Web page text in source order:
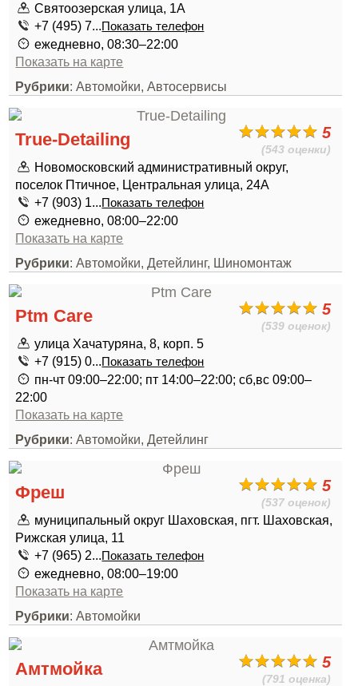
Святоозерская улица, 1А
+7 (495) 7...Показать телефон
ежедневно, 08:30–22:00
Показать на карте
Рубрики: Автомойки, Автосервисы
5
(543 оценки)
True-Detailing
Новомосковский административный округ,
поселок Птичное, Центральная улица, 24А
+7 (903) 1...Показать телефон
ежедневно, 08:00–22:00
Показать на карте
Рубрики: Автомойки, Детейлинг, Шиномонтаж
5
(539 оценок)
Ptm Care
улица Хачатуряна, 8, корп. 5
+7 (915) 0...Показать телефон
пн-чт 09:00–22:00; пт 14:00–22:00; сб,вс 09:00–
22:00
Показать на карте
Рубрики: Автомойки, Детейлинг
5
(537 оценок)
Фреш
муниципальный округ Шаховская, пгт. Шаховская,
Рижская улица, 11
+7 (965) 2...Показать телефон
ежедневно, 08:00–19:00
Показать на карте
Рубрики: Автомойки
5
(791 оценка)
Амтмойка